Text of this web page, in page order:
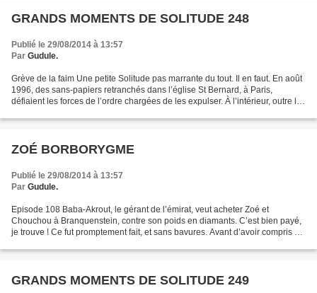
GRANDS MOMENTS DE SOLITUDE 248
Publié le 29/08/2014 à 13:57
Par Gudule.
Grève de la faim Une petite Solitude pas marrante du tout. Il en faut. En août
1996, des sans-papiers retranchés dans l’église St Bernard, à Paris,
défiaient les forces de l’ordre chargées de les expulser. À l’intérieur, outre les
ZOÉ BORBORYGME
Publié le 29/08/2014 à 13:57
Par Gudule.
Episode 108 Baba-Akrout, le gérant de l’émirat, veut acheter Zoé et
Chouchou à Branquenstein, contre son poids en diamants. C’est bien payé,
je trouve ! Ce fut promptement fait, et sans bavures. Avant d’avoir compris ce
GRANDS MOMENTS DE SOLITUDE 249